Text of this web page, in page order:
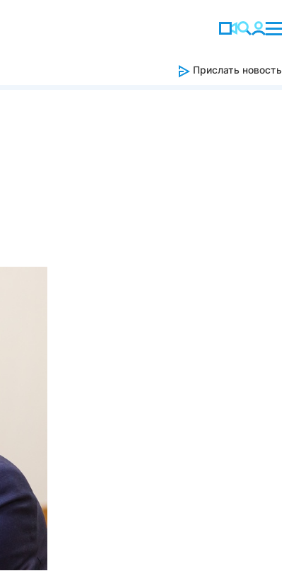
Прислать новость